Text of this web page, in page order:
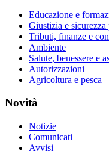
Educazione e
Giustizia e sicurezza
Tributi, finanze e
Ambiente
Salute, benessere e
Autorizzazioni
Agricoltura e pesca
Novità
Notizie
Comunicati
Avvisi